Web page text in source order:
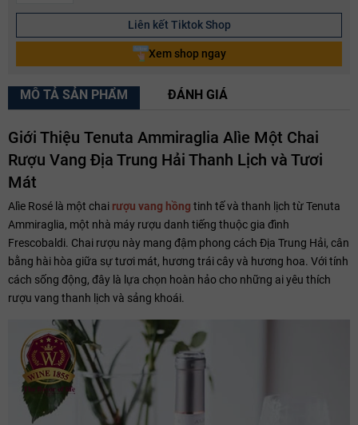
Liên kết Tiktok Shop
Xem shop ngay
MÔ TẢ SẢN PHẨM ĐÁNH GIÁ
Giới Thiệu Tenuta Ammiraglia Alìe Một Chai
Rượu Vang Địa Trung Hải Thanh Lịch và Tươi
Mát
Alìe Rosé là một chai rượu vang hồng tinh tế và thanh lịch từ Tenuta
Ammiraglia, một nhà máy rượu danh tiếng thuộc gia đình
Frescobaldi. Chai rượu này mang đậm phong cách Địa Trung Hải, cân
bằng hài hòa giữa sự tươi mát, hương trái cây và hương hoa. Với tính
cách sống động, đây là lựa chọn hoàn hảo cho những ai yêu thích
rượu vang thanh lịch và sảng khoái.